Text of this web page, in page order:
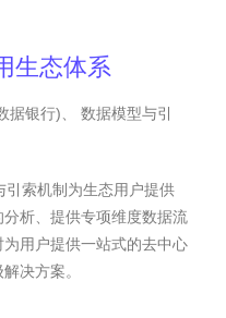
生态体系
银行)、 数据模型与引
索机制为生态用户提供
析、提供专项维度数据流
用户提供一站式的去中心
决方案。